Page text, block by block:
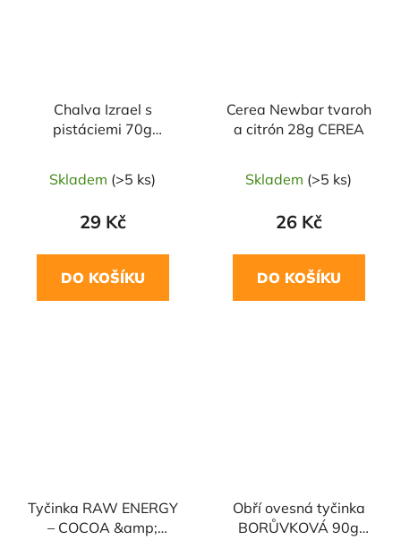
Chalva Izrael s
pistáciemi 70g
Skladem (>5 ks)
29 Kč
DO KOŠÍKU
Cerea Newbar tvaroh
a citrón 28g CEREA
Skladem (>5 ks)
26 Kč
DO KOŠÍKU
Tyčinka RAW ENERGY
– COCOA &amp;
Obří ovesná tyčinka
BORŮVKOVÁ 90g